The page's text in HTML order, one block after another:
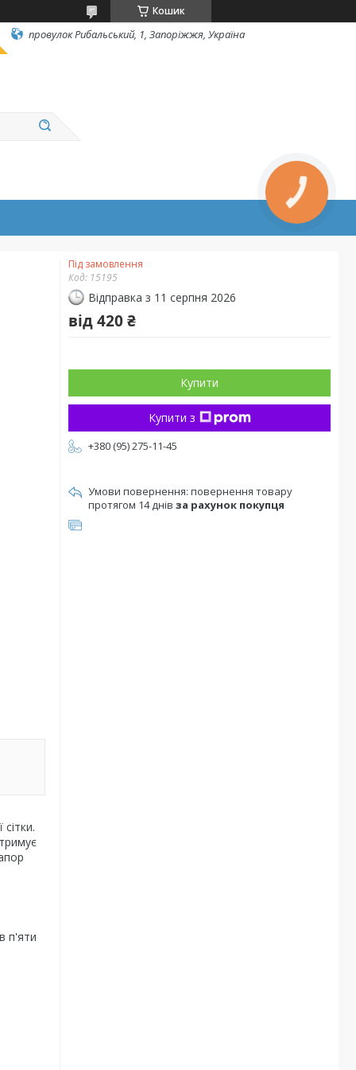
Кошик
провулок Рибальський, 1, Запоріжжя, Україна
п'яти
Під замовлення
Код: 15195
Відправка з 11 серпня 2026
від420 ₴
Купити
Купити з
+380 (95) 275-11-45
повернення товару
протягом 14 днів за рахунок покупця
КНОПКА
ЗВ'ЯЗКУ